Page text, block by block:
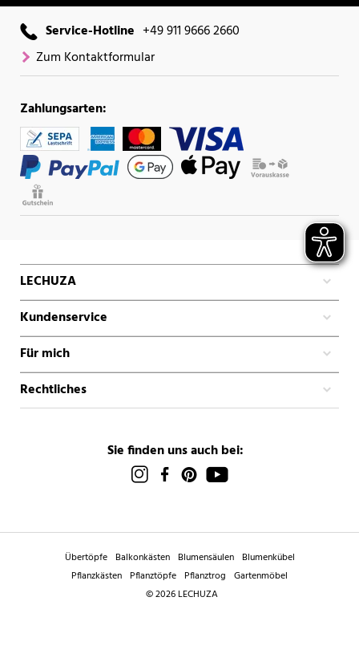
Service-Hotline +49 911 9666 2660
Zum Kontaktformular
Zahlungsarten:
LECHUZA
Kundenservice
Für mich
Rechtliches
Sie finden uns auch bei:
Übertöpfe Balkonkästen Blumensäulen Blumenkübel
Pflanzkästen Pflanztöpfe Pflanztrog Gartenmöbel
© 2026 LECHUZA